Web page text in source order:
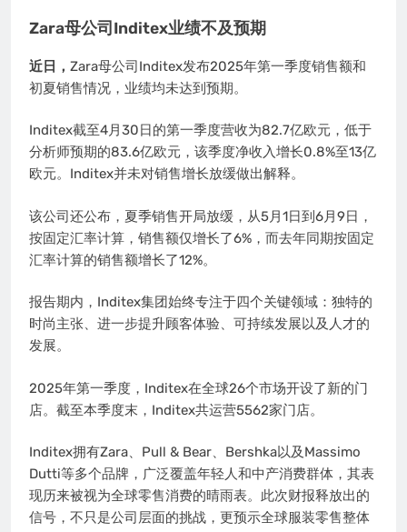
Zara母公司Inditex业绩不及预期
近日， Zara母公司Inditex发布2025年第一季度销售额和
初夏销售情况，业绩均未达到预期。
Inditex截至4月30日的第一季度营收为82.7亿欧元，低于
分析师预期的83.6亿欧元，该季度净收入增长0.8%至13亿
欧元。Inditex并未对销售增长放缓做出解释。
该公司还公布，夏季销售开局放缓，从5月1日到6月9日，
按固定汇率计算，销售额仅增长了6%，而去年同期按固定
汇率计算的销售额增长了12%。
报告期内，Inditex集团始终专注于四个关键领域：独特的
时尚主张、进一步提升顾客体验、可持续发展以及人才的
发展。
2025年第一季度，Inditex在全球26个市场开设了新的门
店。截至本季度末，Inditex共运营5562家门店。
Inditex拥有Zara、Pull & Bear、Bershka以及Massimo
Dutti等多个品牌，广泛覆盖年轻人和中产消费群体，其表
现历来被视为全球零售消费的晴雨表。此次财报释放出的
信号，不只是公司层面的挑战，更预示全球服装零售整体